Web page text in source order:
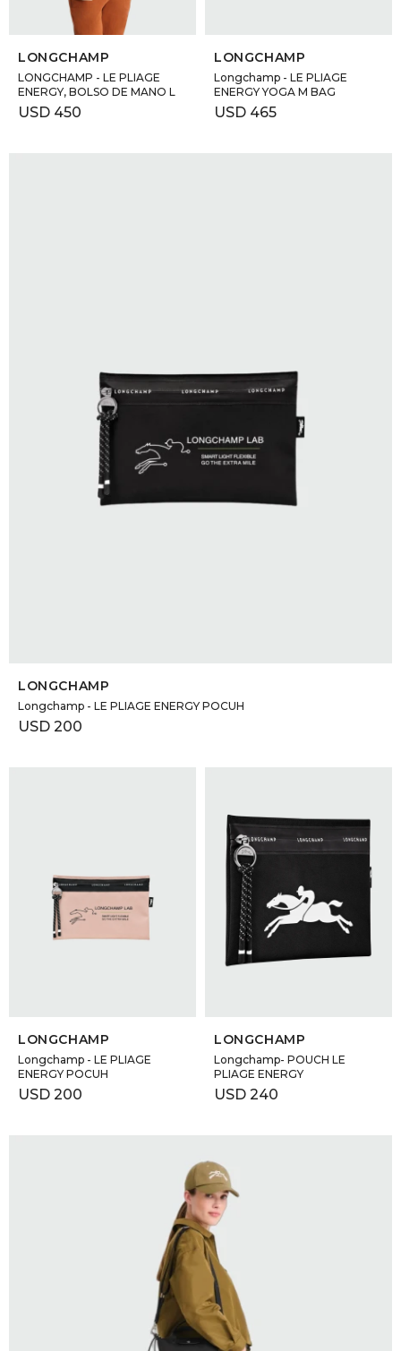
SELECCIONAR TALLE
LONGCHAMP
LONGCHAMP - LE PLIAGE
ENERGY, BOLSO DE MANO L
USD 450
LONGCHAMP
Longchamp - LE PLIAGE
ENERGY YOGA M BAG
USD 465
LONGCHAMP
Longchamp - LE PLIAGE ENERGY POCUH
USD 200
LONGCHAMP
Longchamp - LE PLIAGE
ENERGY POCUH
USD 200
LONGCHAMP
Longchamp- POUCH LE
PLIAGE ENERGY
USD 240